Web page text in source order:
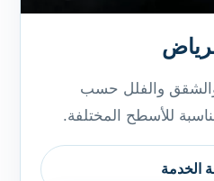
والشقق والفلل حسب
للأسطح المختلفة.
الخدمة